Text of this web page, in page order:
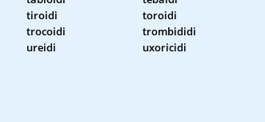
tiroidi
toroidi
trocoidi
trombididi
ureidi
uxoricidi